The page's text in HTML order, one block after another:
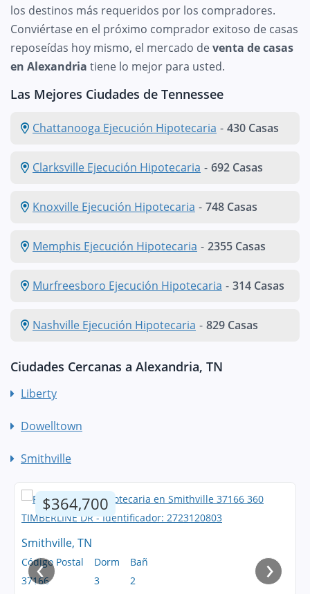
los destinos más requeridos por los compradores.
Conviértase en el próximo comprador exitoso de casas
reposeídas hoy mismo, el mercado deventa de casas
en Alexandria tiene lo mejor para usted.
Las Mejores Ciudades de Tennessee
Chattanooga Ejecución Hipotecaria - 430 Casas
Clarksville Ejecución Hipotecaria - 692 Casas
Knoxville Ejecución Hipotecaria - 748 Casas
Memphis Ejecución Hipotecaria - 2355 Casas
Murfreesboro Ejecución Hipotecaria - 314 Casas
Nashville Ejecución Hipotecaria - 829 Casas
Ciudades Cercanas a Alexandria, TN
Liberty
Dowelltown
Smithville
$364,700
Smithville, TN
Código Postal
37166
Dorm
3
Bañ
2
‹ ›